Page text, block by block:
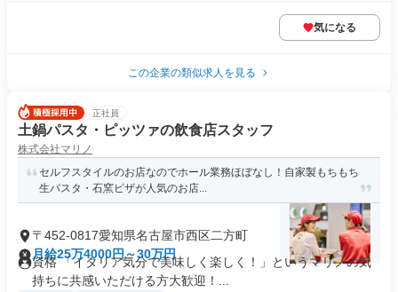
気になる
この企業の類似求人を見る
正社員
土鍋パスタ・ピッツァの飲食店スタッフ
株式会社マリノ
セルフスタイルのお店なのでホール業務ほぼなし！自家製もちもち
生パスタ・石窯ピザが人気のお店...
〒452-0817愛知県名古屋市西区二方町
月給25万4000円～30万円
資格 「イタリア気分で美味しく楽しく！」というマリノの気
持ちに共感いただける方大歓迎！...